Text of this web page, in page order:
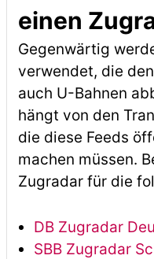
einen
Gegenwärtig
verwendet, die
auch U-Bahnen
hängt von den
die diese Feeds
machen müssen.
Zugradar für die
DB Zugradar
SBB Zugradar